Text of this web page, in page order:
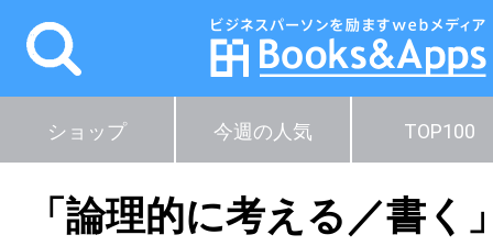
ショップ 今週の人気 TOP100
「論理的に考える／書く